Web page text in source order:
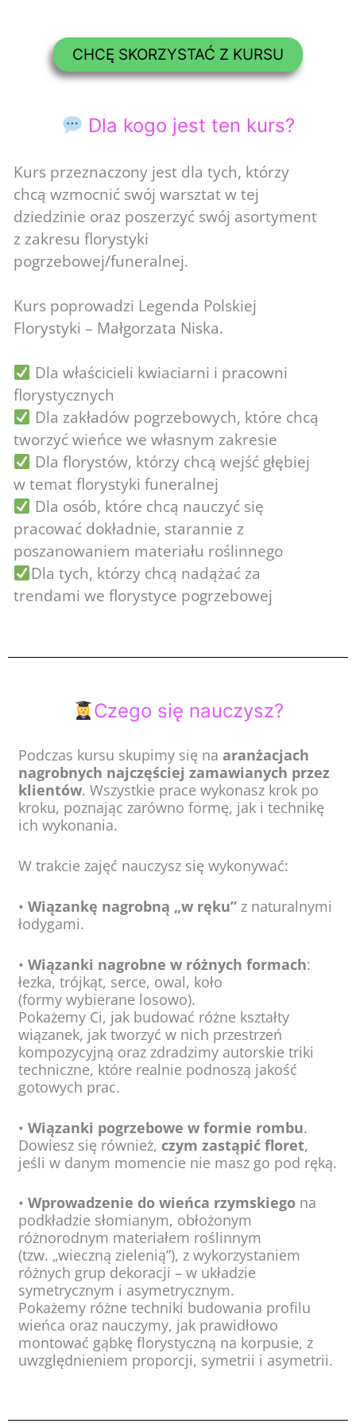
CHCĘ SKORZYSTAĆ Z KURSU
Dla kogo jest ten kurs?
Kurs przeznaczony jest dla tych, którzy
chcą wzmocnić swój warsztat w tej
dziedzinie oraz poszerzyć swój asortyment
z zakresu florystyki
pogrzebowej/funeralnej.
Kurs poprowadzi Legenda Polskiej
Florystyki – Małgorzata Niska.
Dla właścicieli kwiaciarni i pracowni
florystycznych
Dla zakładów pogrzebowych, które chcą
tworzyć wieńce we własnym zakresie
Dla florystów, którzy chcą wejść głębiej
w temat florystyki funeralnej
Dla osób, które chcą nauczyć się
pracować dokładnie, starannie z
poszanowaniem materiału roślinnego
Dla tych, którzy chcą nadążać za
trendami we florystyce pogrzebowej
Czego się nauczysz?
Podczas kursu skupimy się na aranżacjach
nagrobnych najczęściej zamawianych przez
klientów. Wszystkie prace wykonasz krok po
kroku, poznając zarówno formę, jak i technikę
ich wykonania.
W trakcie zajęć nauczysz się wykonywać:
• Wiązankę nagrobną „w ręku” z naturalnymi
łodygami.
• Wiązanki nagrobne w różnych formach:
łezka, trójkąt, serce, owal, koło
(formy wybierane losowo).
Pokażemy Ci, jak budować różne kształty
wiązanek, jak tworzyć w nich przestrzeń
kompozycyjną oraz zdradzimy autorskie triki
techniczne, które realnie podnoszą jakość
gotowych prac.
• Wiązanki pogrzebowe w formie rombu.
Dowiesz się również, czym zastąpić floret,
jeśli w danym momencie nie masz go pod ręką.
• Wprowadzenie do wieńca rzymskiego na
podkładzie słomianym, obłożonym
różnorodnym materiałem roślinnym
(tzw. „wieczną zielenią”), z wykorzystaniem
różnych grup dekoracji – w układzie
symetrycznym i asymetrycznym.
Pokażemy różne techniki budowania profilu
wieńca oraz nauczymy, jak prawidłowo
montować gąbkę florystyczną na korpusie, z
uwzględnieniem proporcji, symetrii i asymetrii.